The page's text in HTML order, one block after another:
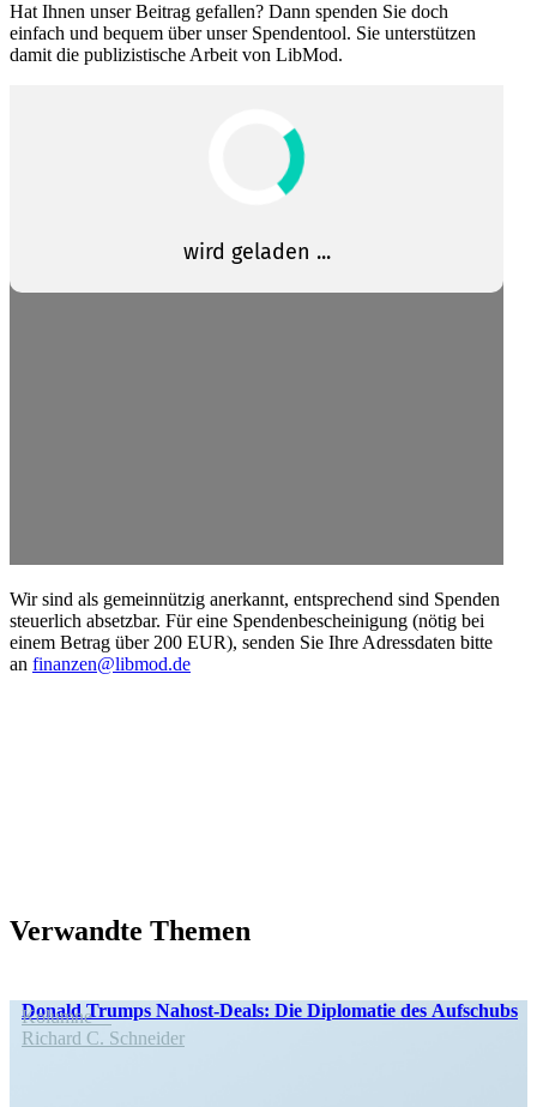
Hat Ihnen unser Beitrag gefallen? Dann spenden Sie doch
einfach und bequem über unser Spendentool. Sie unter­stützen
damit die publi­zis­tische Arbeit von LibMod.
Wir sind als gemein­nützig anerkannt, entspre­chend sind Spenden
steuerlich absetzbar. Für eine Spenden­be­schei­nigung (nötig bei
einem Betrag über 200 EUR), senden Sie Ihre Adress­daten bitte
an finanzen@libmod.de
Verwandte Themen
Donald Trumps Nahost-Deals: Die Diplo­matie des Aufschubs
Kolumne
Richard C. Schneider